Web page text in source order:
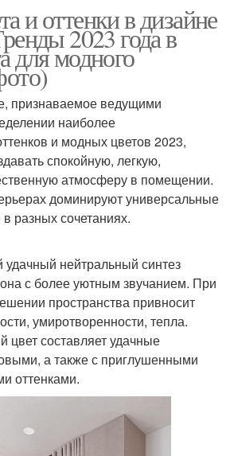
и оттенки в дизайне
2023 года в
для модного
признаваемое ведущими
наиболее
и модных цветов 2023,
спокойную, легкую,
атмосферу в помещении.
доминируют универсальные
разных сочетаниях.
удачный нейтральный синтез
с более уютным звучанием. При
пространства привносит
умиротворенности, тепла.
составляет удачные
а также с приглушенными
оттенками.